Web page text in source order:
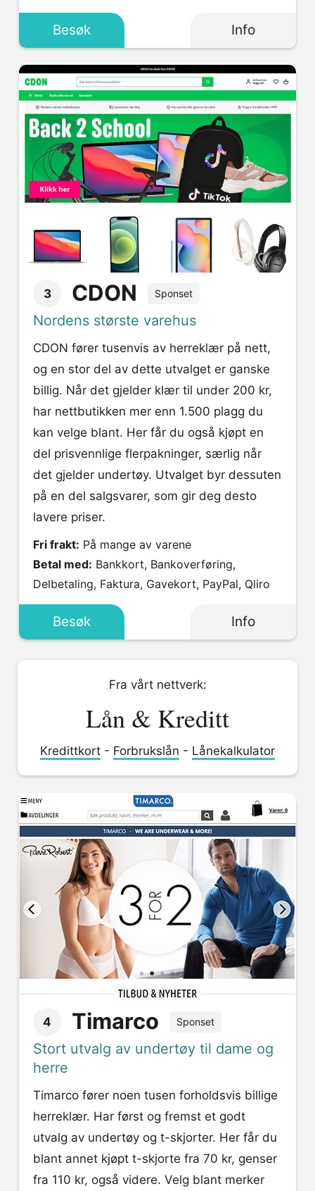
Besøk Info
3 CDON Sponset
Nordens største varehus
CDON fører tusenvis av herreklær på nett,
og en stor del av dette utvalget er ganske
billig. Når det gjelder klær til under 200 kr,
har nettbutikken mer enn 1.500 plagg du
kan velge blant. Her får du også kjøpt en
del prisvennlige flerpakninger, særlig når
det gjelder undertøy. Utvalget byr dessuten
på en del salgsvarer, som gir deg desto
lavere priser.
Fri frakt: På mange av varene
Betal med:
Delbetaling, Faktura, Gavekort, PayPal, Qliro
Besøk Info
Fra vårt nettverk:
Lån & Kreditt
Kredittkort - Forbrukslån - Lånekalkulator
4 Timarco Sponset
Stort utvalg av undertøy til dame og
herre
Timarco fører noen tusen forholdsvis billige
herreklær. Har først og fremst et godt
utvalg av undertøy og t-skjorter. Her får du
blant annet kjøpt t-skjorte fra 70 kr, genser
fra 110 kr, også videre. Velg blant merker